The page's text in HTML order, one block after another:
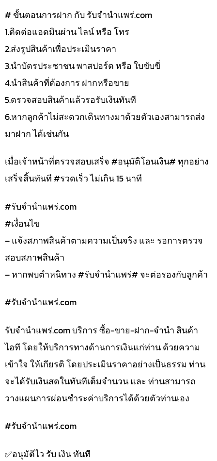
# ขั้นตอนการฝาก กับ รับจำนำแพร่.com
1.ติดต่อแอดมินผ่าน ไลน์ หรือ โทร
2.ส่งรูปสินค้าเพื่อประเมินราคา
3.นำบัตรประชาชน พาสปอร์ต หรือ ใบขับขี่
4.นำสินค้าที่ต้องการ ฝากหรือขาย
5.ตรวจสอบสินค้าแล้วรอรับเงินทันที
6.หากลูกค้าไม่สะดวกเดินทางมาด้วยตัวเองสามารถส่ง
มาฝาก ได้เช่นกัน
เมื่อเจ้าหน้าที่ตรวจสอบเสร็จ #อนุมัติโอนเงิน# ทุกอย่าง
เสร็จสิ้นทันที #รวดเร็ว ไม่เกิน 15 นาที
#รับจํานําแพร่.com
#เงื่อนไข
– แจ้งสภาพสินค้าตามความเป็นจริง และ รอการตรวจ
สอบสภาพสินค้า
– หากพบตำหนิทาง #รับจำนำแพร่# จะต่อรองกับลูกค้า
#รับจํานําแพร่.com
รับจํานําแพร่.com บริการ ซื้อ-ขาย-ฝาก-จำนำ สินค้า
ไอที โดยให้บริการทางด้านการเงินแก่ท่าน ด้วยความ
เข้าใจ ให้เกียรติ โดยประเมินราคาอย่างเป็นธรรม ท่าน
จะได้รับเงินสดในทันทีเต็มจำนวน และ ท่านสามารถ
วางแผนการผ่อนชำระค่าบริการได้ด้วยตัวท่านเอง
#รับจํานําแพร่.com
✅️อนุมัติไว รับ เงิน ทันที